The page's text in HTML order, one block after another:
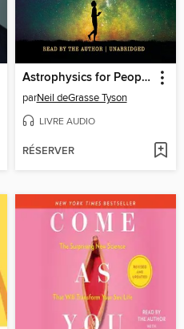
Astrophysics for People in a Hurry
parNeil deGrasse Tyson
LIVRE AUDIO
RÉSERVER